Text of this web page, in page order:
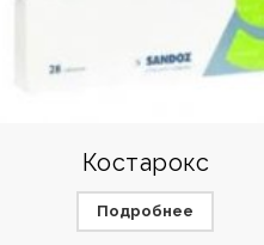
Костарокс
Подробнее